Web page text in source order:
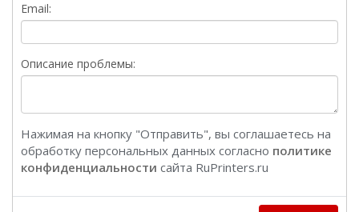
Email:
Описание проблемы:
Нажимая на кнопку "Отправить", вы соглашаетесь на
обработку персональных данных согласно политике
конфиденциальности сайта RuPrinters.ru